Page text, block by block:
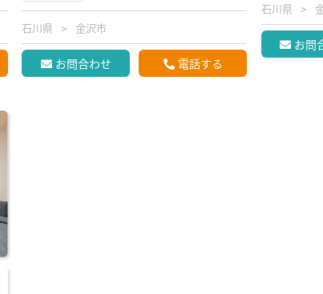
石川県 金沢市
お問合わせ 電話する
石川県
お問